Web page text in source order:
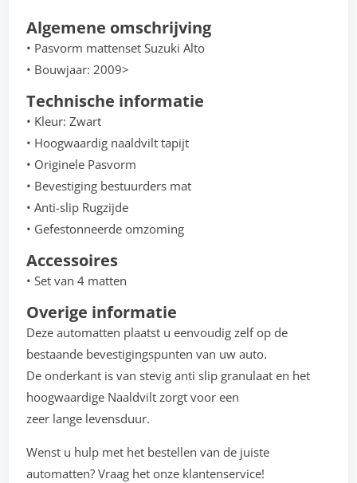
Algemene omschrijving
• Pasvorm mattenset Suzuki Alto
• Bouwjaar: 2009>
Technische informatie
• Kleur: Zwart
• Hoogwaardig naaldvilt tapijt
• Originele Pasvorm
• Bevestiging bestuurders mat
• Anti-slip Rugzijde
• Gefestonneerde omzoming
Accessoires
• Set van 4 matten
Overige informatie
Deze automatten plaatst u eenvoudig zelf op de
bestaande bevestigingspunten van uw auto.
De onderkant is van stevig anti slip granulaat en het
hoogwaardige Naaldvilt zorgt voor een
zeer lange levensduur.
Wenst u hulp met het bestellen van de juiste
automatten? Vraag het onze klantenservice!